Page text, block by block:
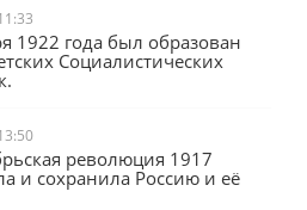
1922 года был образован
Социалистических
революция 1917
и сохранила Россию и её